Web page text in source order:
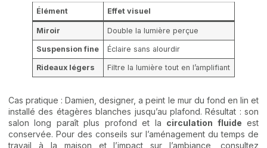
Élément Effet visuel
Miroir Double la lumière perçue
Suspension fine Éclaire sans alourdir
Rideaux légers Filtre la lumière tout en l’amplifiant
Cas pratique : Damien, designer, a peint le mur du fond en lin et
installé des étagères blanches jusqu’au plafond. Résultat : son
salon long paraît plus profond et la circulation fluide est
conservée. Pour des conseils sur l’aménagement du temps de
travail à la maison et l’impact sur l’ambiance, consultez